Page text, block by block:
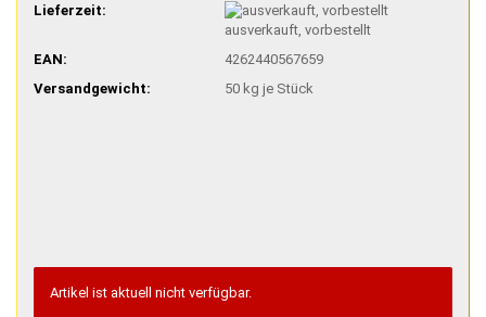
Lieferzeit:
ausverkauft, vorbestellt
EAN:
4262440567659
Versandgewicht:
50kg je Stück
Artikel ist aktuell nicht verfügbar.